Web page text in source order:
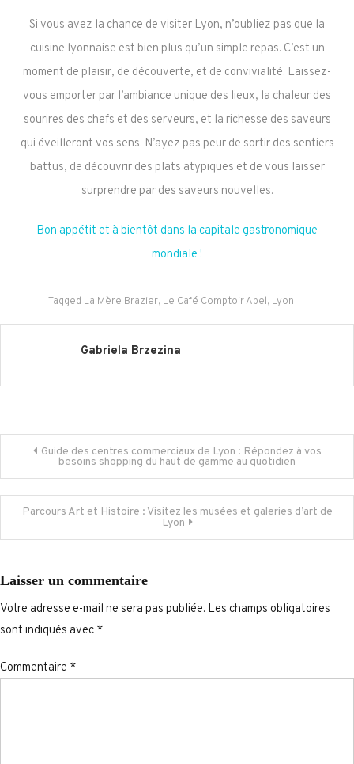
Si vous avez la chance de visiter Lyon, n’oubliez pas que la
cuisine lyonnaise est bien plus qu’un simple repas. C’est un
moment de plaisir, de découverte, et de convivialité. Laissez-
vous emporter par l’ambiance unique des lieux, la chaleur des
sourires des chefs et des serveurs, et la richesse des saveurs
qui éveilleront vos sens. N’ayez pas peur de sortir des sentiers
battus, de découvrir des plats atypiques et de vous laisser
surprendre par des saveurs nouvelles.
Bon appétit et à bientôt dans la capitale gastronomique
mondiale !
Tagged La Mère Brazier, Le Café Comptoir Abel, Lyon
Gabriela Brzezina
Navigation
de
l’article
Guide des centres commerciaux de Lyon : Répondez à vos
besoins shopping du haut de gamme au quotidien
Parcours Art et Histoire : Visitez les musées et galeries d’art de
Lyon
Laisser un commentaire
Votre adresse e-mail ne sera pas publiée. Les champs obligatoires
sont indiqués avec *
Commentaire *